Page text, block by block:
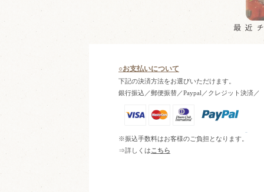
○お支払いについて
下記の決済方法をお選びいただけます。
銀行振込／郵便振替／Paypal／クレジット決済／
※振込手数料はお客様のご負担となります。
⇒詳しくはこちら